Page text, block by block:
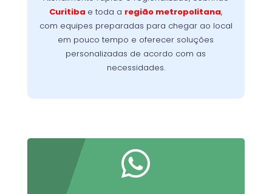
Curitiba e toda a região metropolitana,
com equipes preparadas para chegar ao local
em pouco tempo e oferecer soluções
personalizadas de acordo com as
necessidades.
minimizando a interrupção da sua rotina.
Nossa
meta é oferecer conforto, confiança e
resultados imediatos, do primeiro contato à
conclusão do serviço.
